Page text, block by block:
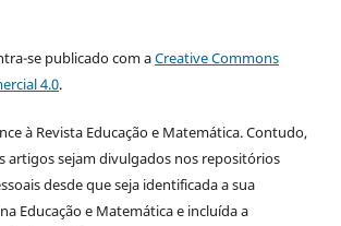
se publicado com aCreative Commons
4.0.
à Revista Educação e Matemática. Contudo,
artigos sejam divulgados nos repositórios
desde que seja identificada a sua
Educação e Matemática e incluída a